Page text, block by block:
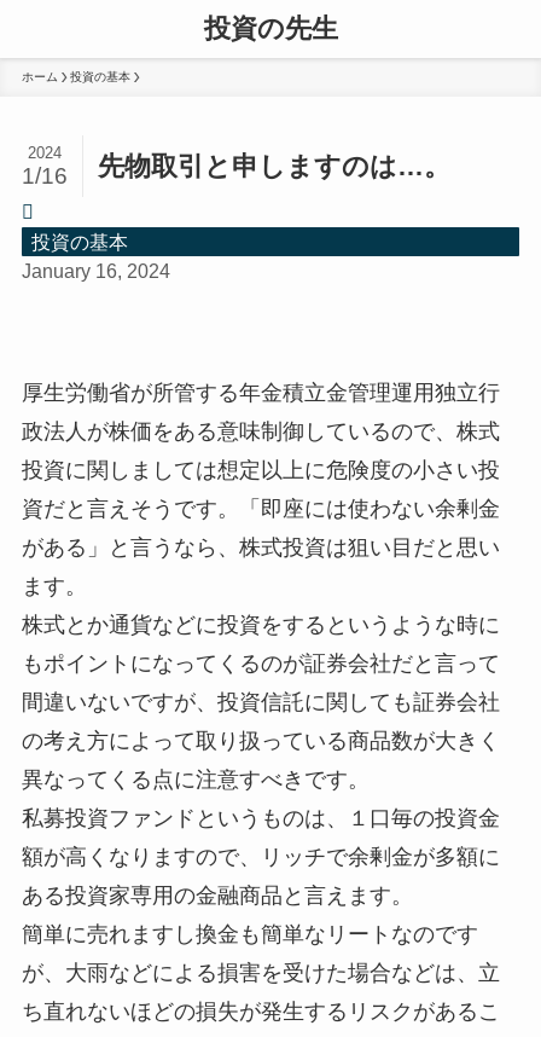
投資の先生
ホーム 投資の基本
先物取引と申しますのは…。
2024
1/16
投資の基本
January 16, 2024
厚生労働省が所管する年金積立金管理運用独立行
政法人が株価をある意味制御しているので、株式
投資に関しましては想定以上に危険度の小さい投
資だと言えそうです。「即座には使わない余剰金
がある」と言うなら、株式投資は狙い目だと思い
ます。
株式とか通貨などに投資をするというような時に
もポイントになってくるのが証券会社だと言って
間違いないですが、投資信託に関しても証券会社
の考え方によって取り扱っている商品数が大きく
異なってくる点に注意すべきです。
私募投資ファンドというものは、１口毎の投資金
額が高くなりますので、リッチで余剰金が多額に
ある投資家専用の金融商品と言えます。
簡単に売れますし換金も簡単なリートなのです
が、大雨などによる損害を受けた場合などは、立
ち直れないほどの損失が発生するリスクがあるこ